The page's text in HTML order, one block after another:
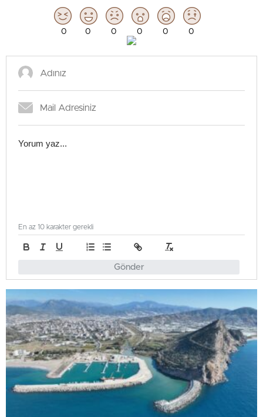
0 0 0 0 0 0
Gönder
En az 10 karakter gerekli